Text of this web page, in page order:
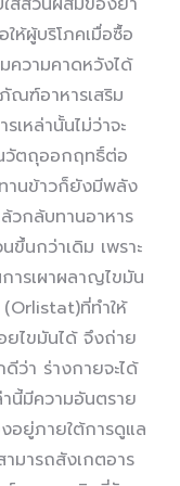
ห้ผู้บริโภคเมื่อซื้อ
ความคาดหวังได้
ณฑ์อาหารเสริม
เหล่านั้นไม่ว่าจะ
วัตถุออกฤทธิ์ต่อ
ทานข้าวก็ยังมีพลัง
วกล้บทานอาหาร
ขึ้นกว่าเดิม เพราะ
ารเผาผลาญไขมัน
ที่ทำให้
ยไขมันได้ จึงถ่าย
ว่า ร่างกายจะได้
นี้มีความอันตราย
อยู่ภายใต้การดูแล
มารถสังเกตอาร